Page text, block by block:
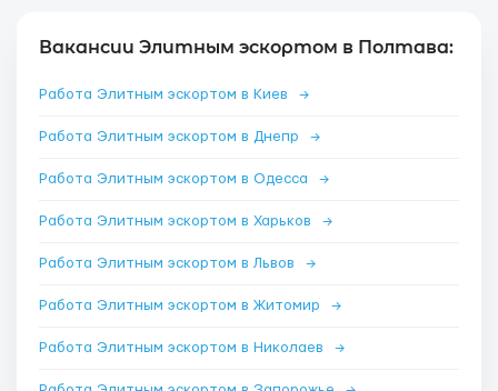
Вакансии Элитным эскортом в Полтава:
Работа Элитным эскортом в Киев →
Работа Элитным эскортом в Днепр →
Работа Элитным эскортом в Одесса →
Работа Элитным эскортом в Харьков →
Работа Элитным эскортом в Львов →
Работа Элитным эскортом в Житомир →
Работа Элитным эскортом в Николаев →